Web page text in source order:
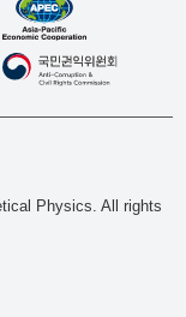
Physics. All rights